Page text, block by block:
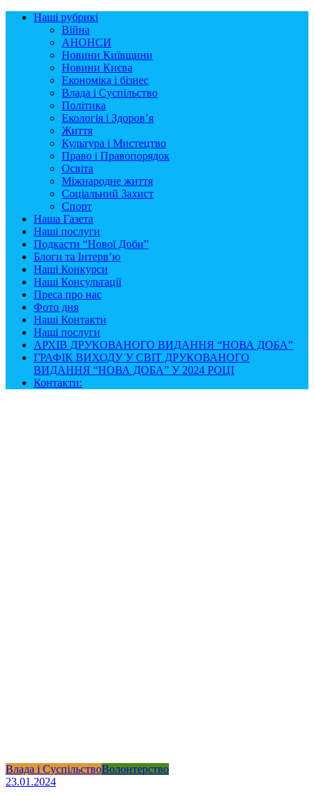
Наші рубрикі
Війна
АНОНСИ
Новини Київщини
Новини Києва
Економіка і бізнес
Влада і Суспільство
Політика
Екологія і Здоров’я
Життя
Культура і Мистецтво
Право і Правопорядок
Освіта
Міжнародне життя
Соціальний Захист
Спорт
Наша Газета
Наші послуги
Подкасти “Нової Доби”
Блоги та Інтерв’ю
Наші Конкурси
Наші Консультації
Преса про нас
Фото дня
Наші Контакти
Наші послуги
АРХІВ ДРУКОВАНОГО ВИДАННЯ “НОВА ДОБА”
ГРАФІК ВИХОДУ У СВІТ ДРУКОВАНОГО
ВИДАННЯ “НОВА ДОБА” У 2024 РОЦІ
Контакти:
Влада і СуспільствоВолонтерство
23.01.2024